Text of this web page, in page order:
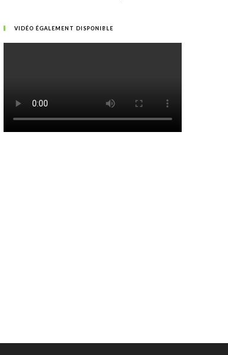
VIDÉO ÉGALEMENT DISPONIBLE